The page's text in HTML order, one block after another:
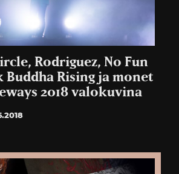
Rodriguez, No Fun
Buddha Rising ja monet
2018 valokuvina